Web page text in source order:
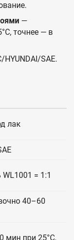
—
точнее — в
SAE.
лак
= 1:1
40–60
мин при 25°C,